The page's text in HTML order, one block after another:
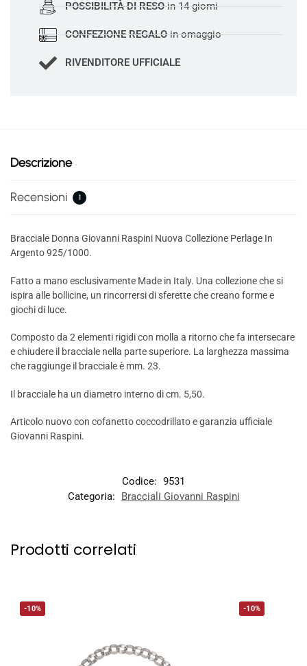
POSSIBILITÀ DI RESO in 14 giorni
CONFEZIONE REGALOin omaggio
RIVENDITORE UFFICIALE
Descrizione
Recensioni 1
Bracciale Donna Giovanni Raspini Nuova Collezione Perlage In
Argento 925/1000.
Fatto a mano esclusivamente Made in Italy. Una collezione che si
ispira alle bollicine, un rincorrersi di sferette che creano forme e
giochi di luce.
Composto da 2 elementi rigidi con molla a ritorno che fa intersecare
e chiudere il bracciale nella parte superiore. La larghezza massima
che raggiunge il bracciale è mm. 23.
Il bracciale ha un diametro interno di cm. 5,50.
Articolo nuovo con cofanetto coccodrillato e garanzia ufficiale
Giovanni Raspini.
Codice: 9531
Categoria:
Bracciali Giovanni Raspini
Prodotti correlati
-10% -10%